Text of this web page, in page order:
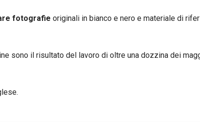
fotografie originali in bianco e nero e materiale di
sono il risultato del lavoro di oltre una dozzina dei